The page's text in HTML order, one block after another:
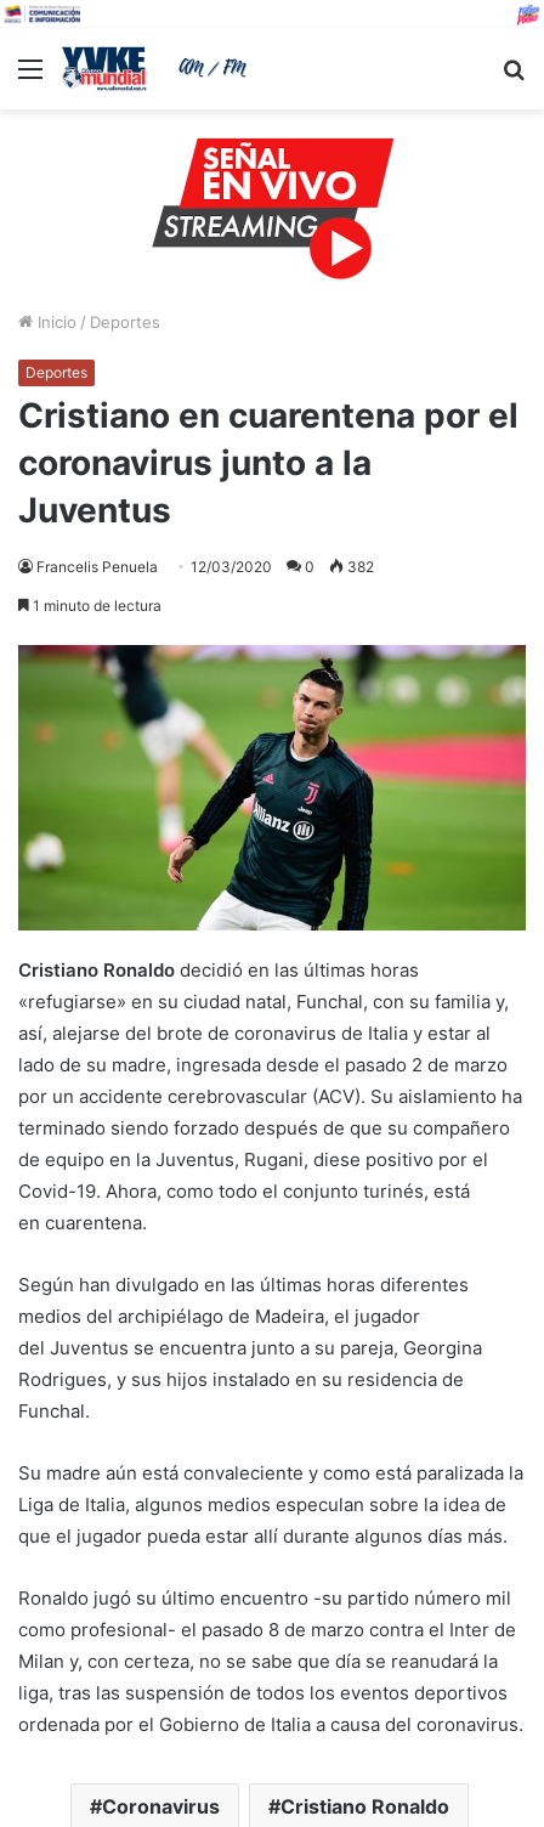
Menu
Inicio / Deportes
Deportes
Cristiano en cuarentena por el
coronavirus junto a la
Juventus
Francelis Penuela 12/03/2020 0 382
1 minuto de lectura
Cristiano Ronaldo decidió en las últimas horas
«refugiarse» en su ciudad natal, Funchal, con su familia y,
así, alejarse del brote de coronavirus de Italia y estar al
lado de su madre, ingresada desde el pasado 2 de marzo
por un accidente cerebrovascular (ACV). Su aislamiento ha
terminado siendo forzado después de que su compañero
de equipo en la Juventus, Rugani, diese positivo por el
Covid-19. Ahora, como todo el conjunto turinés, está
en cuarentena.
Según han divulgado en las últimas horas diferentes
medios del archipiélago de Madeira, el jugador
del Juventus se encuentra junto a su pareja, Georgina
Rodrigues, y sus hijos instalado en su residencia de
Funchal.
Su madre aún está convaleciente y como está paralizada la
Liga de Italia, algunos medios especulan sobre la idea de
que el jugador pueda estar allí durante algunos días más.
Ronaldo jugó su último encuentro -su partido número mil
como profesional- el pasado 8 de marzo contra el Inter de
Milan y, con certeza, no se sabe que día se reanudará la
liga, tras las suspensión de todos los eventos deportivos
ordenada por el Gobierno de Italia a causa del coronavirus.
Coronavirus Cristiano Ronaldo